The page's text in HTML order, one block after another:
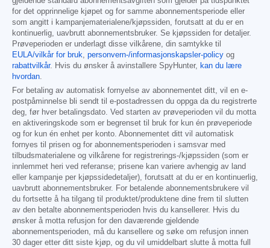
for det opprinnelige kjøpet og for samme abonnementsperiode eller
som angitt i kampanjematerialene/kjøpssiden, forutsatt at du er en
kontinuerlig, uavbrutt abonnementsbruker. Se kjøpssiden for detaljer.
Prøveperioden er underlagt disse vilkårene, din samtykke til
EULA/vilkår for bruk, personvern-/informasjonskapsler-policy og
rabattvilkår. Hvis du ønsker å avinstallere SpyHunter, kan du lære
hvordan.
For betaling av automatisk fornyelse av abonnementet ditt, vil en e-
postpåminnelse bli sendt til e-postadressen du oppga da du registrerte
deg, før hver betalingsdato. Ved starten av prøveperioden vil du motta
en aktiveringskode som er begrenset til bruk for kun én prøveperiode
og for kun én enhet per konto. Abonnementet ditt vil automatisk
fornyes til prisen og for abonnementsperioden i samsvar med
tilbudsmaterialene og vilkårene for registrerings-/kjøpssiden (som er
innlemmet heri ved referanse; prisene kan variere avhengig av land
eller kampanje per kjøpssidedetaljer), forutsatt at du er en kontinuerlig,
uavbrutt abonnementsbruker. For betalende abonnementsbrukere vil
du fortsette å ha tilgang til produktet/produktene dine frem til slutten
av den betalte abonnementsperioden hvis du kansellerer. Hvis du
ønsker å motta refusjon for den daværende gjeldende
abonnementsperioden, må du kansellere og søke om refusjon innen
30 dager etter ditt siste kjøp, og du vil umiddelbart slutte å motta full